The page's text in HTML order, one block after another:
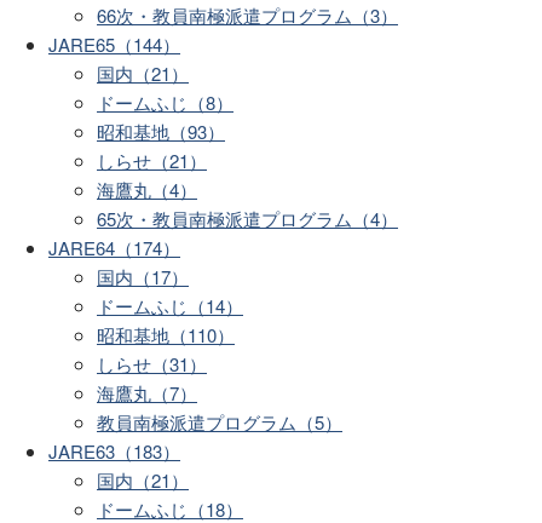
66次・教員南極派遣プログラム（3）
JARE65（144）
国内（21）
ドームふじ（8）
昭和基地（93）
しらせ（21）
海鷹丸（4）
65次・教員南極派遣プログラム（4）
JARE64（174）
国内（17）
ドームふじ（14）
昭和基地（110）
しらせ（31）
海鷹丸（7）
教員南極派遣プログラム（5）
JARE63（183）
国内（21）
ドームふじ（18）